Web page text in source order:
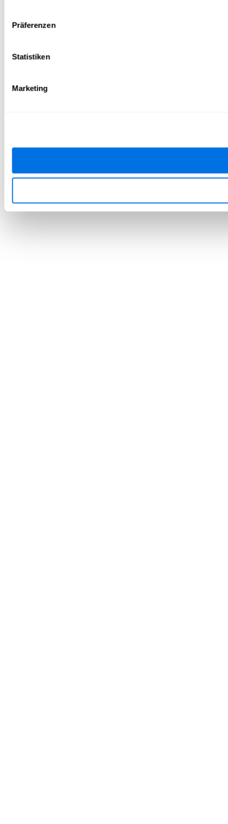
Präferenzen
Statistiken
Marketing